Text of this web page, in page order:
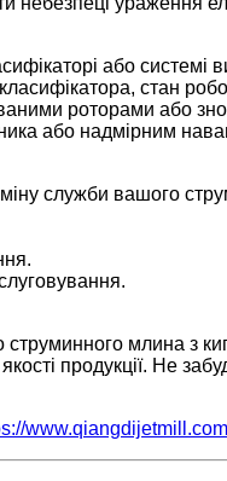
або системі
стан
роторами або
або надмірним
служби вашого
млина з
продукції. Не